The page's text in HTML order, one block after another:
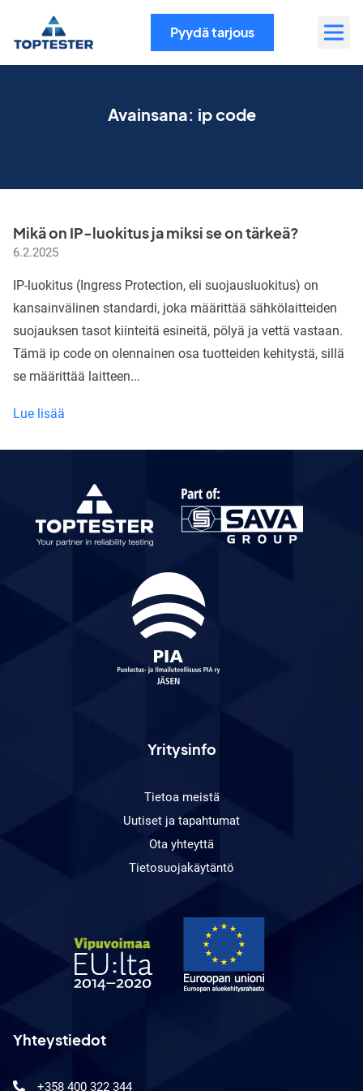
sisältöön
Pyydä tarjous
Avainsana: ip code
Mikä on IP-luokitus ja miksi se on tärkeä?
6.2.2025
IP-luokitus (Ingress Protection, eli suojausluokitus) on
kansainvälinen standardi, joka määrittää sähkölaitteiden
suojauksen tasot kiinteitä esineitä, pölyä ja vettä vastaan.
Tämä ip code on olennainen osa tuotteiden kehitystä, sillä
se määrittää laitteen...
Lue lisää
IP-
miksi
se
on
Yritysinfo
Tietoa meistä
Uutiset ja tapahtumat
Ota yhteyttä
Tietosuojakäytäntö
Yhteystiedot
+358 400 322 344